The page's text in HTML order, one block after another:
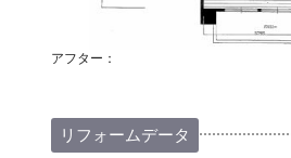
アフター：
リフォームデータ